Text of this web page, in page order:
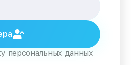
персональных данных